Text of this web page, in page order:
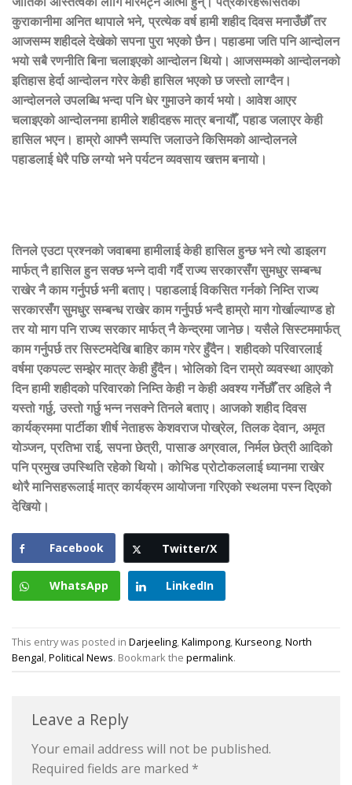
कुराकानीमा अनित थापाले भने, प्रत्येक वर्ष हामी शहीद दिवस मनाउँछौँ तर
आजसम्म शहीदले देखेको सपना पुरा भएको छैन। पहाडमा जति पनि आन्दोलन
भयो सबै रणनीति बिना चलाइएको आन्दोलन थियो। आजसम्मको आन्दोलनको
इतिहास हेर्दा आन्दोलन गरेर केही हासिल भएको छ जस्तो लाग्दैन।
आन्दोलनले उपलब्धि भन्दा पनि धेर गुमाउने कार्य भयो। आवेश आएर
चलाइएको आन्दोलनमा हामीले शहीदहरू मात्र बनायौँ, पहाड जलाएर केही
हासिल भएन। हाम्रो आफ्नै सम्पत्ति जलाउने किसिमको आन्दोलनले
पहाडलाई धेरै पछि लग्यो भने पर्यटन व्यवसाय खत्तम बनायो।
तिनले एउटा प्रश्नको जवाबमा हामीलाई केही हासिल हुन्छ भने त्यो डाइलग
मार्फत् नै हासिल हुन सक्छ भन्ने दावी गर्दै राज्य सरकारसँग सुमधुर सम्बन्ध
राखेर नै काम गर्नुपर्छ भनी बताए। पहाडलाई विकसित गर्नको निम्ति राज्य
सरकारसँग सुमधुर सम्बन्ध राखेर काम गर्नुपर्छ भन्दै हाम्रो माग गोर्खाल्याण्ड हो
तर यो माग पनि राज्य सरकार मार्फत् नै केन्द्रमा जानेछ। यसैले सिस्टममार्फत्
काम गर्नुपर्छ तर सिस्टमदेखि बाहिर काम गरेर हुँदैन। शहीदको परिवारलाई
वर्षमा एकपल्ट सम्झेर मात्र केही हुँदैन। भोलिको दिन राम्रो व्यवस्था आएको
दिन हामी शहीदको परिवारको निम्ति केही न केही अवश्य गर्नेछौँ तर अहिले नै
यस्तो गर्छु, उस्तो गर्छु भन्न नसक्ने तिनले बताए। आजको शहीद दिवस
कार्यक्रममा पार्टीका शीर्ष नेताहरू केशवराज पोख्रेल, तिलक देवान, अमृत
योञ्जन, प्रतिभा राई, सपना छेत्री, पासाङ अग्रवाल, निर्मल छेत्री आदिको
पनि प्रमुख उपस्थिति रहेको थियो। कोभिड प्रोटोकललाई ध्यानमा राखेर
थोरै मानिसहरूलाई मात्र कार्यक्रम आयोजना गरिएको स्थलमा पस्न दिएको
देखियो।
Facebook Twitter/X
WhatsApp LinkedIn
This entry was posted in Darjeeling Kalimpong Kurseong North
Bengal Political News. Bookmark the permalink.
Leave a Reply
Your email address will not be published.
Required fields are marked *